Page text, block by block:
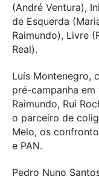
(André Ventura),
de Esquerda
Raimundo), Livre
Real).
Luís Montenegro,
pré-campanha
Raimundo, Rui
o parceiro de
Melo, os
e PAN.
Pedro Nuno